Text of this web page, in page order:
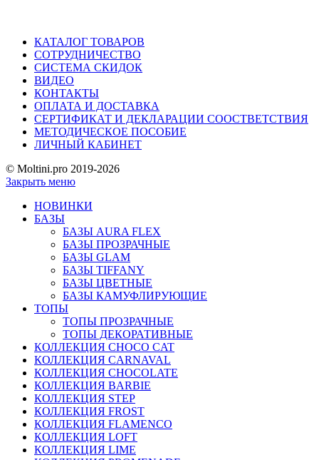
КАТАЛОГ ТОВАРОВ
СОТРУДНИЧЕСТВО
СИСТЕМА СКИДОК
ВИДЕО
КОНТАКТЫ
ОПЛАТА И ДОСТАВКА
СЕРТИФИКАТ И ДЕКЛАРАЦИИ СООСТВЕТСТВИЯ
МЕТОДИЧЕСКОЕ ПОСОБИЕ
ЛИЧНЫЙ КАБИНЕТ
© Moltini.pro 2019-2026
Закрыть меню
НОВИНКИ
БАЗЫ
БАЗЫ AURA FLEX
БАЗЫ ПРОЗРАЧНЫЕ
БАЗЫ GLAM
БАЗЫ TIFFANY
БАЗЫ ЦВЕТНЫЕ
БАЗЫ КАМУФЛИРУЮЩИЕ
ТОПЫ
ТОПЫ ПРОЗРАЧНЫЕ
ТОПЫ ДЕКОРАТИВНЫЕ
КОЛЛЕКЦИЯ CHOCO CAT
КОЛЛЕКЦИЯ CARNAVAL
КОЛЛЕКЦИЯ CHOCOLATE
КОЛЛЕКЦИЯ BARBIE
КОЛЛЕКЦИЯ STEP
КОЛЛЕКЦИЯ FROST
КОЛЛЕКЦИЯ FLAMENCO
КОЛЛЕКЦИЯ LOFT
КОЛЛЕКЦИЯ LIME